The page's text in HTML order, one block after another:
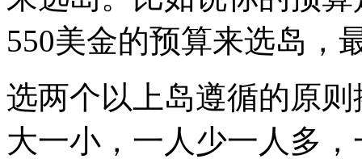
550美金的预算来选岛
选两个以上岛遵循的原
大一小，一人少一人多